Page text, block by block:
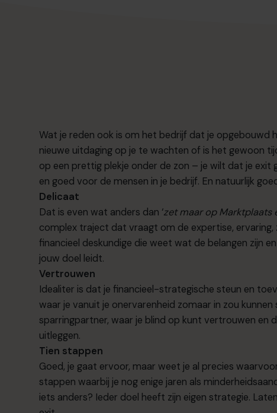
Wat je reden ook is om het bedrijf dat je opgebouwd
nieuwe uitdaging op je te wachten of is het gewoon
op een prettig plekje onder de zon – je wilt dat je
en goed voor de mensen in je bedrijf. En natuurlijk
Delicaat
Dat is even wat anders dan ‘zet maar op Marktplaats
complex traject dat vraagt om de expertise,
financieel deskundige die weet wat de belangen zijn
jouw doel leidt.
Vertrouwen
Idealiter is dat je financieel-strategische steun en
waar je vanuit je onervarenheid zomaar in zou
sparringpartner, waar je blind op kunt vertrouwen en
uitleggen.
Tien stappen
Goed, je gaat ervoor, maar weet je al precies
stappen waarbij je nog enige jaren als
iets anders? Ieder doel heeft zijn eigen strategie.